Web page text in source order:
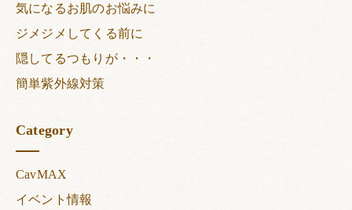
気になるお肌のお悩みに
ジメジメしてくる前に
隠してるつもりが・・・
簡単紫外線対策
Category
CavMAX
イベント情報